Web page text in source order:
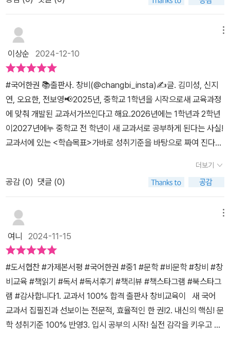
중학교 1학년 국어 공부를 제대로 하고 싶은 학생들에게 강력히 추천
하는 교재입니다!#창비국어 #창비국어한권 #중1국어 #중1문학 #중
1비문학 #국어문제집 #국어교과서 #문학과비문학#22개정국어교
과서 #교과서수록작 #중1문제집추천 #문학책추천 #비문학독해 #
국어학습 #중학교국어 #중1시험준비 #문해력향상 #비문학문제집#
문학독해 #국어시험대비 #중1학습법 #창비문학 #창비비문학​
방법으로 시에 다가갈 수 있도록 이끌어 준다. 문학 파트를 만나보았
으니, 이번에는 비문학 파트를 만나보자. 비문학을 익히는 방법 중의
하나는 간추리고 정리하는 요약이다. 비문학 지문을 읽고 그 지문의
내용을 정리해 보는 것이 중요하다. 그리고 비문학에도 인문, 사회, 과
학 등 다양한 분야의 지문을 만날 수 있다는 사실에 <국어 한 권>의
진가가 발휘되리라고 생각한다. 아이들이 공부를 하고 다가올 수능에
대비할 수 있도록 수능 맛보기 형식의 문제들도 수록되어 있다. 수능
에서 출제되는 형식은 어떤 것인지 익힐 수 있게 도와주고 있어 더욱
겠다.출판사로부터 가제본을 제공받고 주관적으로 쓴 글입니다.
게는 어쩌면 한 줄기 빛과 같았어요. 문학과 비문학을 문제집으로만
접하거나 재미없게 보는 것이 아닌 그리고 교과 연계가 되지 않는 부
분으로 시간을 허비하는 게 아니었기 때문이에요.저희는 학원도 없어
요!!!! 현재 가제본으로 아이랑 보고는 있지만 교과서에서 나오는 부분
들을 보면서 역시 초등학교때랑은 많이 다르다는 점을 느끼고 있어
요. 두근거리기도 하지만 걱정도 되고.. 컬러풀한 책으로 만나면 어떨
까 기대도 돼요!! 엄청 예쁠 것 같아요.. 엄마는 책을 좋아하니까요!!!
우리 예비 중등 친구들 뿐만아니라 중1친구들에게도 정말 많은 도움
이 되리라고 생각해요!!! 특히나 교과서에 나오는 건 정말 무시하지 말
고, 넘어가지 말고, 꼼꼼하게 잘 보고, ‘국어 한 권’으로 잘 다져 보아
요!! 왜냐하면 현직 교사인 22개정 교고서 집필진분들이 ‘성취기준’을
기준으로 직접 수록작을 선정하여 엮은 책이기 때문이에요!! 그리고
문학 #중등비문학 #중등국어 #중등교과서 #수능 #국어교과서 #창
비
이상순 2024-12-10
#국어한권 📚출판사. 창비(@changbi_insta)✍️글. 김미성, 신지
연, 오요한, 전보영📢2025년, 중학교 1학년을 시작으로새 교육과정
에 맞춰 개발된 교과서가쓰인다고 해요.2026년에는 1학년과 2학년
이2027년에누 중학교 전 학년이 새 교과서로 공부하게 된다는 사실!
교과서에 있는 <학습목표>가바로 성취기준을 바탕으로 짜여 진다는
별, 활동 구안, 문제 출제 까지 직접 참여해현장성과 전문성을 높였어
요!작품마다 제시된 활동을 통해 글의 내용을 꼼꼼히 이해하고, 성취
기준에 확실히 도달할 수있도록 도와주고 있어요!수능에 대해 느끼는
막연한 호기심과불안을 해소할 수 있게 수능 맛보기가수록되어 있어
요!10종의 중학교 국어 교과서에 수록된 도서 중성취기준에 맞추어
선별하여 엮었으며,친철한 글과 활동을 동시에 접할 수 있다는 장점!
저희 첫째는,아침 독서 시간에 읽겠다며챙겨갔어요. 이 책을 통해 <
문학 작품>에 대해관심을 갖게 되었고, 처음부터 끝까지읽고 싶다고
하더라구요.#자전거도둑 이라는 책을저랑 읽었던 경험이 있어반갑게
느껴졌다고 하더라구요.<문학>작품에 대한 호기심과지루함이 아닌,
흥미로운 책이라는 것을인식 시켜주어 저는 중학생 뿐만 아니라초등
학생에게도 적극 추천합니다!작품마다 활동하는 부분이 있어엄마와
더보기
공감 (0) 댓글 (0)
여니 2024-11-15
#도서협찬 #가제본서평 #국어한권 #중1 #문학 #비문학 #창비 #창
비교육 #책읽기 #독서 #독서후기 #책리뷰 #책스타그램 #북스타그
램 #감사합니다1. 교과서 100% 합격 출판사 창비교육이 새 국어
교과서 집필진과 선보이는 전문적, 효율적인 한 권!2. 내신의 핵심! 문
학 성취기준 100% 반영3. 입시 공부의 시작! 실전 감각을 키우고 싶